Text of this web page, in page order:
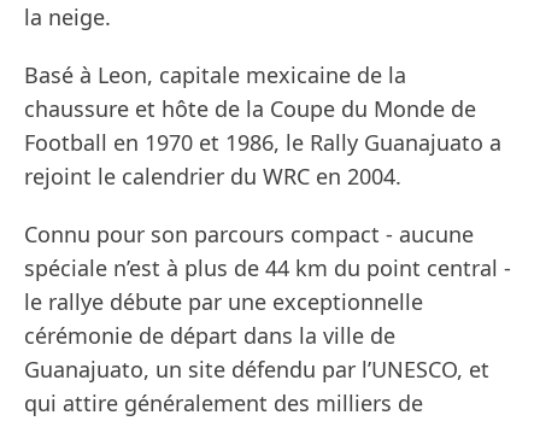
la neige.
Basé à Leon, capitale mexicaine de la
chaussure et hôte de la Coupe du Monde de
Football en 1970 et 1986, le Rally Guanajuato a
rejoint le calendrier du WRC en 2004.
Connu pour son parcours compact - aucune
spéciale n’est à plus de 44 km du point central -
le rallye débute par une exceptionnelle
cérémonie de départ dans la ville de
Guanajuato, un site défendu par l’UNESCO, et
qui attire généralement des milliers de